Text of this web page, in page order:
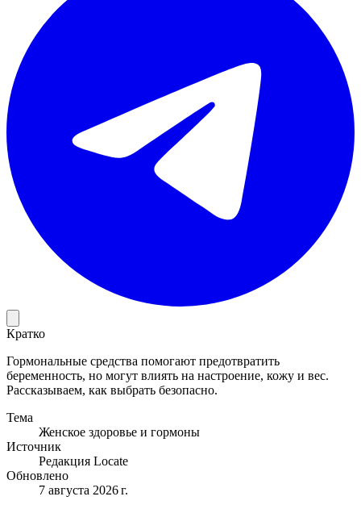
Кратко
Гормональные средства помогают предотвратить
беременность, но могут влиять на настроение, кожу и вес.
Рассказываем, как выбрать безопасно.
Тема
Женское здоровье и гормоны
Источник
Редакция Locate
Обновлено
7 августа 2026 г.